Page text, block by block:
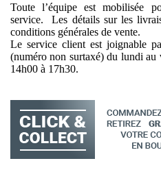
Toute l’équipe est mobilisée
service. Les détails sur les
conditions générales de vente.
Le service client est joignable
(numéro non surtaxé) du lundi au
14h00 à 17h30.